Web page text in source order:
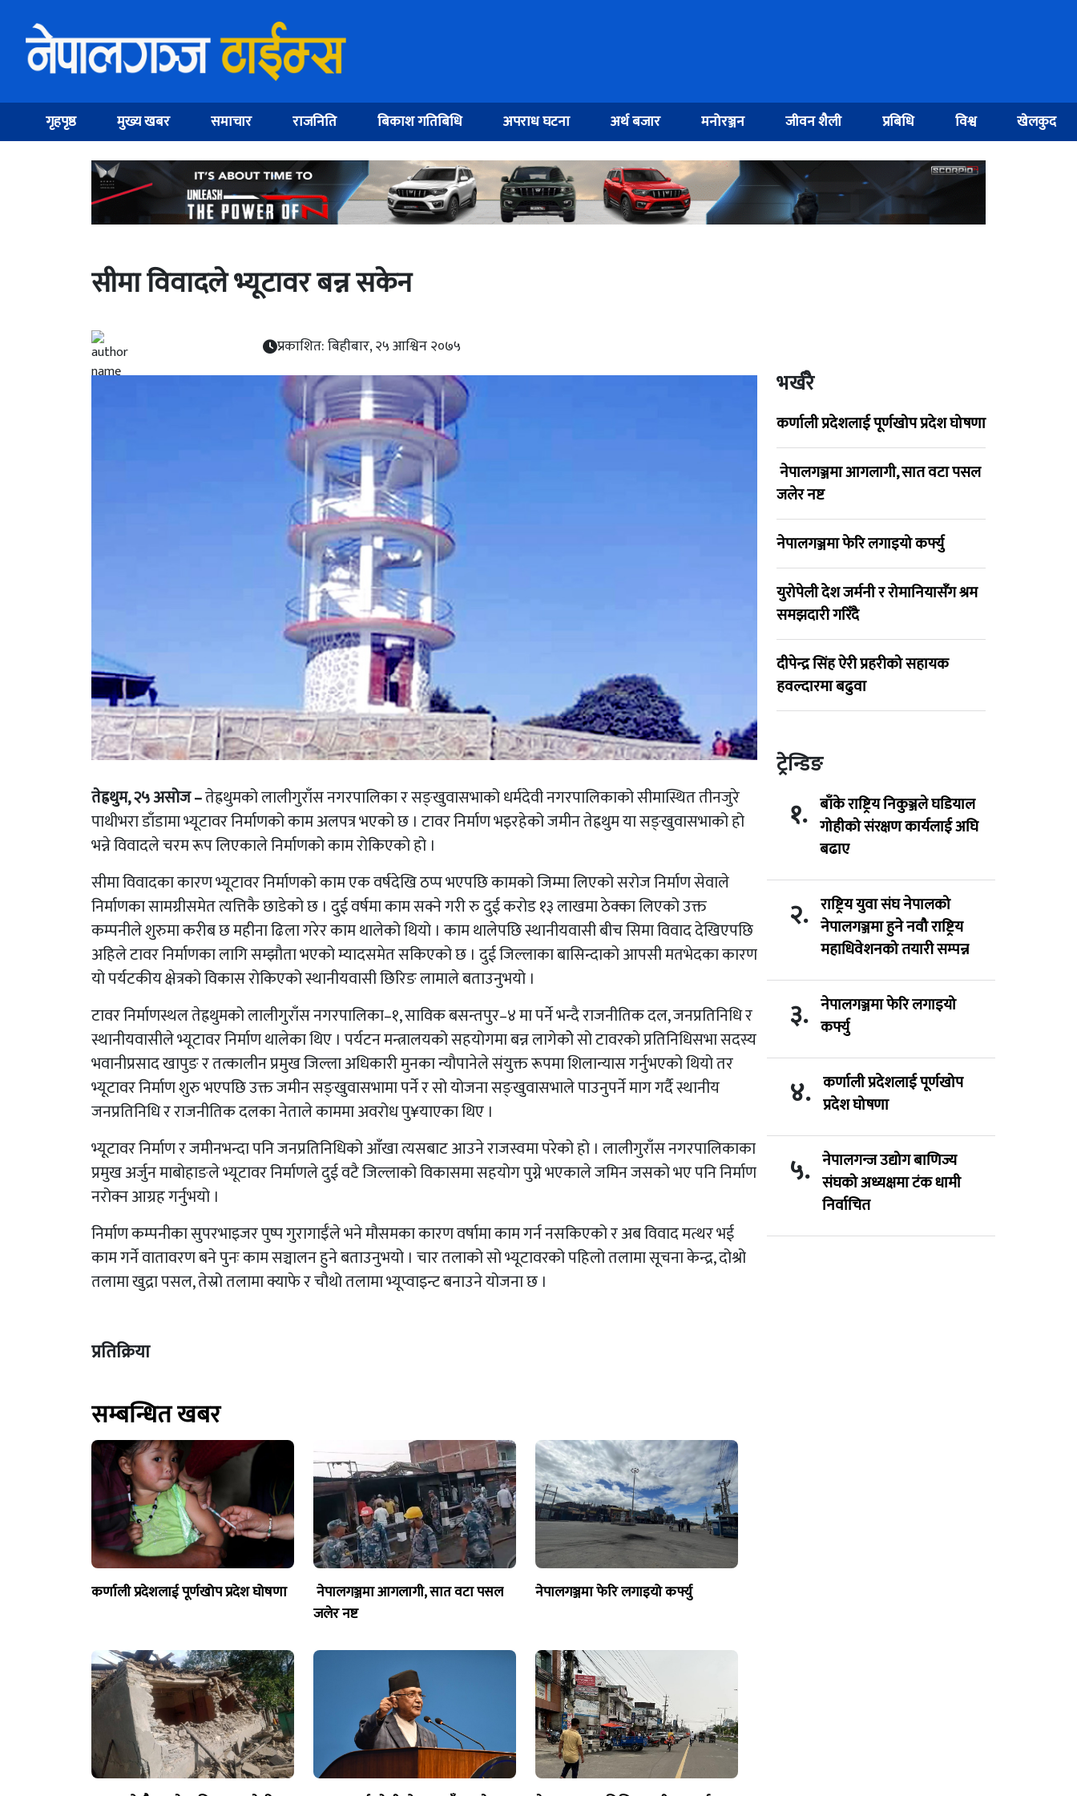
गृहपृष्ठ मुख्य खबर समाचार राजनिति बिकाश गतिबिधि अपराध घटना अर्थ बजार मनोरञ्जन जीवन शैली प्रबिधि विश्व खेलकुद
सीमा विवादले भ्यूटावर बन्न सकेन
प्रकाशित: बिहीबार, २५ आश्विन २०७५
तेह्रथुम, २५ असोज –तेह्रथुमको लालीगुराँस नगरपालिका र सङ्खुवासभाको धर्मदेवी नगरपालिकाको सीमास्थित तीनजुरे
पाथीभरा डाँडामा भ्यूटावर निर्माणको काम अलपत्र भएको छ । टावर निर्माण भइरहेको जमीन तेह्रथुम या सङ्खुवासभाको हो
भन्ने विवादले चरम रूप लिएकाले निर्माणको काम रोकिएको हो ।
सीमा विवादका कारण भ्यूटावर निर्माणको काम एक वर्षदेखि ठप्प भएपछि कामको जिम्मा लिएको सरोज निर्माण सेवाले
निर्माणका सामग्रीसमेत त्यत्तिकै छाडेको छ । दुई वर्षमा काम सक्ने गरी रु दुई करोड १३ लाखमा ठेक्का लिएको उक्त
कम्पनीले शुरुमा करीब छ महीना ढिला गरेर काम थालेको थियो । काम थालेपछि स्थानीयवासी बीच सिमा विवाद देखिएपछि
अहिले टावर निर्माणका लागि सम्झौता भएको म्यादसमेत सकिएको छ । दुई जिल्लाका बासिन्दाको आपसी मतभेदका कारण
यो पर्यटकीय क्षेत्रको विकास रोकिएको स्थानीयवासी छिरिङ लामाले बताउनुभयो ।
टावर निर्माणस्थल तेह्रथुमको लालीगुराँस नगरपालिका–१, साविक बसन्तपुर–४ मा पर्ने भन्दै राजनीतिक दल, जनप्रतिनिधि र
स्थानीयवासीले भ्यूटावर निर्माण थालेका थिए । पर्यटन मन्त्रालयको सहयोगमा बन्न लागेकोे सो टावरको प्रतिनिधिसभा सदस्य
भवानीप्रसाद खापुङ र तत्कालीन प्रमुख जिल्ला अधिकारी मुनका न्यौपानेले संयुक्त रूपमा शिलान्यास गर्नुभएको थियो तर
भ्यूटावर निर्माण शुरु भएपछि उक्त जमीन सङ्खुवासभामा पर्ने र सो योजना सङ्खुवासभाले पाउनुपर्ने माग गर्दै स्थानीय
जनप्रतिनिधि र राजनीतिक दलका नेताले काममा अवरोध पु¥याएका थिए ।
भ्यूटावर निर्माण र जमीनभन्दा पनि जनप्रतिनिधिको आँखा त्यसबाट आउने राजस्वमा परेको हो । लालीगुराँस नगरपालिकाका
प्रमुख अर्जुन माबोहाङले भ्यूटावर निर्माणले दुई वटै जिल्लाको विकासमा सहयोग पुग्ने भएकाले जमिन जसको भए पनि निर्माण
नरोक्न आग्रह गर्नुभयो ।
निर्माण कम्पनीका सुपरभाइजर पुष्प गुरागाईँले भने मौसमका कारण वर्षामा काम गर्न नसकिएको र अब विवाद मत्थर भई
काम गर्ने वातावरण बने पुनः काम सञ्चालन हुने बताउनुभयो । चार तलाको सो भ्यूटावरको पहिलो तलामा सूचना केन्द्र, दोश्रो
तलामा खुद्रा पसल, तेस्रो तलामा क्याफे र चौथो तलामा भ्यूप्वाइन्ट बनाउने योजना छ ।
प्रतिक्रिया
सम्बन्धित खबर
कर्णाली प्रदेशलाई पूर्णखोप प्रदेश घोषणा
नेपालगञ्जमा आगलागी, सात वटा पसल
जलेर नष्ट
नेपालगञ्जमा फेरि लगाइयो कर्फ्यु
भर्खरै
कर्णाली प्रदेशलाई पूर्णखोप प्रदेश घोषणा
नेपालगञ्जमा आगलागी, सात वटा पसल
जलेर नष्ट
नेपालगञ्जमा फेरि लगाइयो कर्फ्यु
युरोपेली देश जर्मनी र रोमानियासँग श्रम
समझदारी गरिँदै
दीपेन्द्र सिंह ऐरी प्रहरीको सहायक
हवल्दारमा बढुवा
ट्रेन्डिङ
१. बाँके राष्ट्रिय निकुञ्जले घडियाल
गोहीको संरक्षण कार्यलाई अघि
बढाए
२. राष्ट्रिय युवा संघ नेपालको
नेपालगञ्जमा हुने नवौ राष्ट्रिय
महाधिवेशनको तयारी सम्पन्न
३. नेपालगञ्जमा फेरि लगाइयो
कर्फ्यु
४. कर्णाली प्रदेशलाई पूर्णखोप
प्रदेश घोषणा
५. नेपालगन्ज उद्योग बाणिज्य
संघको अध्यक्षमा टंक धामी
निर्वाचित